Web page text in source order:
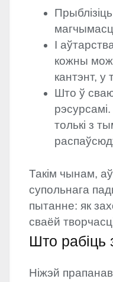
І
кожны
кантэнт, у
Што ў
толькі з
Такім чынам,
супольнага
пытанне: як
сваёй
Што
Ніжэй